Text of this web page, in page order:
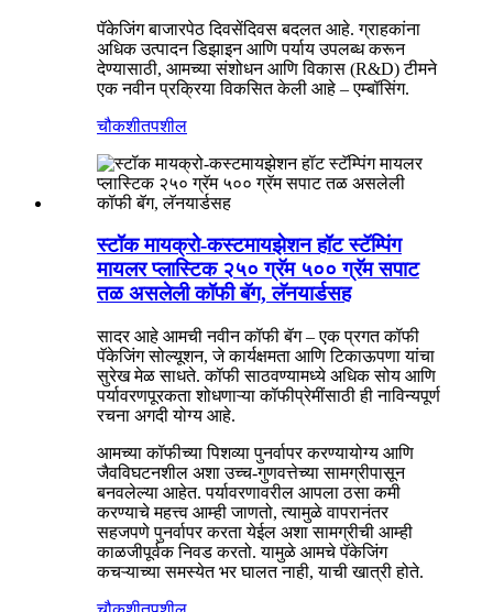
पॅकेजिंग बाजारपेठ दिवसेंदिवस बदलत आहे. ग्राहकांना
अधिक उत्पादन डिझाइन आणि पर्याय उपलब्ध करून
देण्यासाठी, आमच्या संशोधन आणि विकास (R&D) टीमने
एक नवीन प्रक्रिया विकसित केली आहे – एम्बॉसिंग.
चौकशीतपशील
स्टॉक मायक्रो-कस्टमायझेशन हॉट स्टॅम्पिंग
मायलर प्लास्टिक २५० ग्रॅम ५०० ग्रॅम सपाट
तळ असलेली कॉफी बॅग, लॅनयार्डसह
सादर आहे आमची नवीन कॉफी बॅग – एक प्रगत कॉफी
पॅकेजिंग सोल्यूशन, जे कार्यक्षमता आणि टिकाऊपणा यांचा
सुरेख मेळ साधते. कॉफी साठवण्यामध्ये अधिक सोय आणि
पर्यावरणपूरकता शोधणाऱ्या कॉफीप्रेमींसाठी ही नाविन्यपूर्ण
रचना अगदी योग्य आहे.
आमच्या कॉफीच्या पिशव्या पुनर्वापर करण्यायोग्य आणि
जैवविघटनशील अशा उच्च-गुणवत्तेच्या सामग्रीपासून
बनवलेल्या आहेत. पर्यावरणावरील आपला ठसा कमी
करण्याचे महत्त्व आम्ही जाणतो, त्यामुळे वापरानंतर
सहजपणे पुनर्वापर करता येईल अशा सामग्रीची आम्ही
काळजीपूर्वक निवड करतो. यामुळे आमचे पॅकेजिंग
कचऱ्याच्या समस्येत भर घालत नाही, याची खात्री होते.